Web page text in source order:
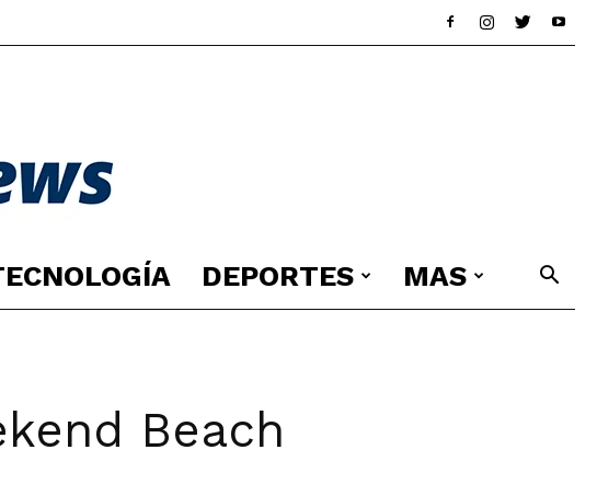
DEPORTES MAS
Beach